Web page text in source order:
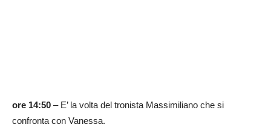
ore 14:50 – E’ la volta del tronista Massimiliano che si
confronta con Vanessa.